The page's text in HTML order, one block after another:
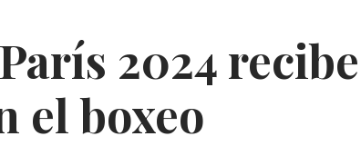
2024 recibe
el boxeo